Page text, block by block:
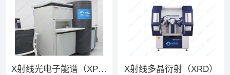
X射线光电子能谱（XPS） X射线多晶衍射（XRD）